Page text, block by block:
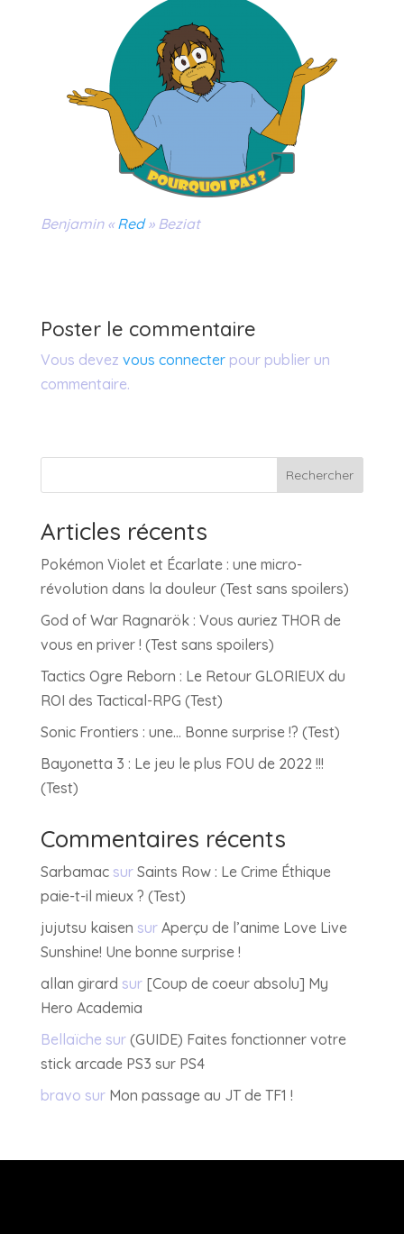
Benjamin « Red» Beziat
Poster le commentaire
Vous devez vous connecterpour publier un
commentaire.
Rechercher
Articles récents
Pokémon Violet et Écarlate : une micro-
révolution dans la douleur (Test sans spoilers)
God of War Ragnarök : Vous auriez THOR de
vous en priver ! (Test sans spoilers)
Tactics Ogre Reborn : Le Retour GLORIEUX du
ROI des Tactical-RPG (Test)
Sonic Frontiers : une… Bonne surprise !? (Test)
Bayonetta 3 : Le jeu le plus FOU de 2022 !!!
(Test)
Commentaires récents
Sarbamacsur Saints Row : Le Crime Éthique
paie-t-il mieux ? (Test)
jujutsu kaisen sur Aperçu de l’anime Love Live
Sunshine! Une bonne surprise !
allan girard sur [Coup de coeur absolu] My
Hero Academia
Bellaïche sur (GUIDE) Faites fonctionner votre
stick arcade PS3 sur PS4
bravo sur Mon passage au JT de TF1 !